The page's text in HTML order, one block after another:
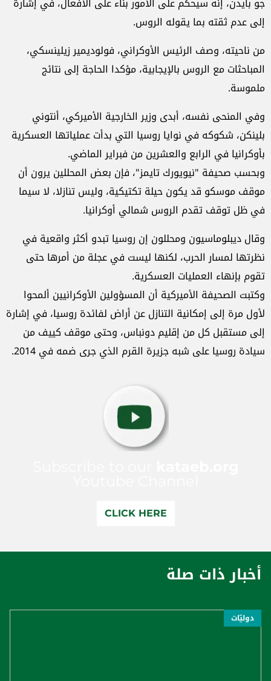
إلى عدم ثقته بما يقوله الروس.
من ناحيته، وصف الرئيس الأوكراني، فولوديمير زيلينسكي،
المباحثات مع الروس بالإيجابية، مؤكدا الحاجة إلى نتائج
ملموسة.
وفي المنحى نفسه، أبدى وزير الخارجية الأميركي، أنتوني
بلينكن، شكوكه في نوايا روسيا التي بدأت عملياتها العسكرية
بأوكرانيا في الرابع والعشرين من فبراير الماضي.
وبحسب صحيفة "نيويورك تايمز"، فإن بعض المحللين يرون أن
موقف موسكو قد يكون حيلة تكتيكية، وليس تنازلا، لا سيما
في ظل توقف تقدم الروس شمالي أوكرانيا.
وقال ديبلوماسيون ومحللون إن روسيا تبدو أكثر واقعية في
نظرتها لمسار الحرب، لكنها ليست في عجلة من أمرها حتى
تقوم بإنهاء العمليات العسكرية.
وكتبت الصحيفة الأميركية أن المسؤولين الأوكرانيين ألمحوا
لأول مرة إلى إمكانية التنازل عن أراض لفائدة روسيا، في إشارة
إلى مستقبل كل من إقليم دونباس، وحتى موقف كييف من
سيادة روسيا على شبه جزيرة القرم الذي جرى ضمه في 2014.
CLICK HERE
أخبار ذات صلة
دوليّات